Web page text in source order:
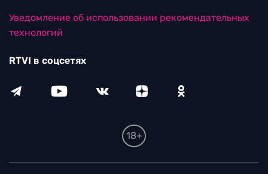
Уведомление об использовании рекомендательных
технологий
RTVI в соцсетях
18+